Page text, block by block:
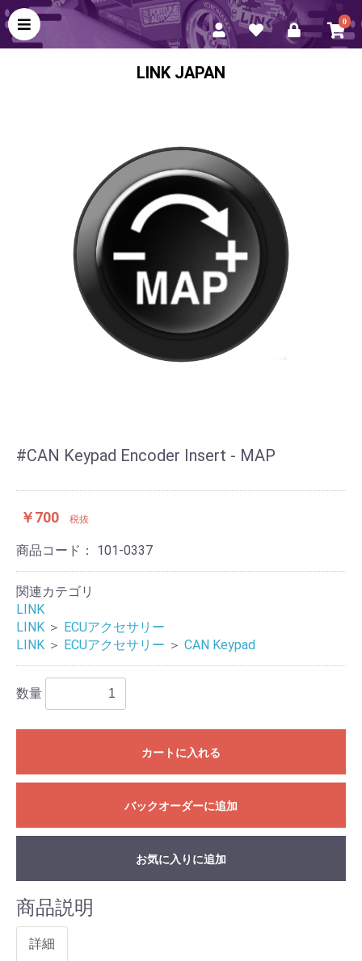
0
LINK JAPAN
#CAN Keypad Encoder Insert - MAP
￥700 税抜
商品コード： 101-0337
関連カテゴリ
LINK
LINK ＞ ECUアクセサリー
LINK ＞ ECUアクセサリー ＞ CAN Keypad
数量
カートに入れる
バックオーダーに追加
お気に入りに追加
商品説明
詳細